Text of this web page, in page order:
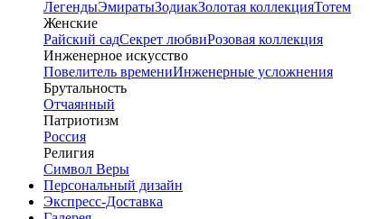
ЛегендыЭмиратыЗодиакЗолотая коллекцияТотем
Женские
Райский садСекрет любвиРозовая коллекция
Инженерное искусство
Повелитель времениИнженерные усложнения
Брутальность
Отчаянный
Патриотизм
Россия
Религия
Символ Веры
Персональный дизайн
Экспресс-Доставка